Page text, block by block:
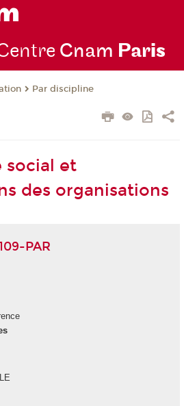
Cnam Paris
Par discipline
social et
des organisations
PAR